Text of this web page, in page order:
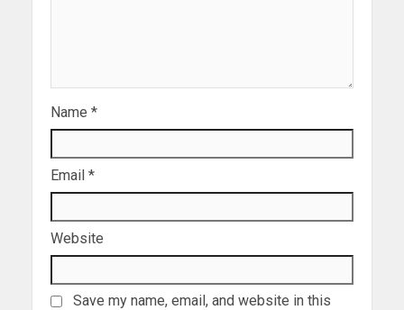
Name *
Email *
Website
Save my name, email, and website in this